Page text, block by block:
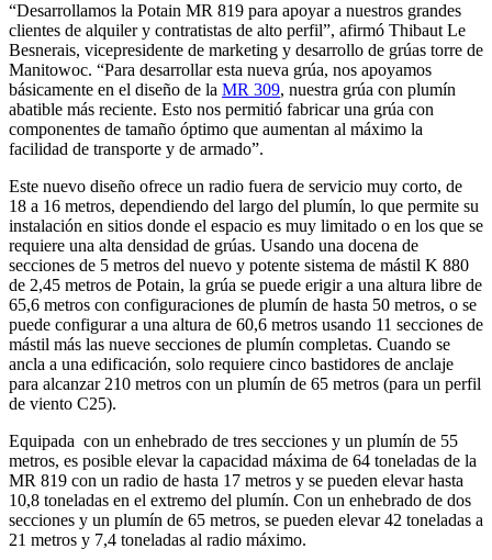
“Desarrollamos la Potain MR 819 para apoyar a nuestros grandes
clientes de alquiler y contratistas de alto perfil”, afirmó Thibaut Le
Besnerais, vicepresidente de marketing y desarrollo de grúas torre de
Manitowoc. “Para desarrollar esta nueva grúa, nos apoyamos
básicamente en el diseño de la MR 309, nuestra grúa con plumín
abatible más reciente. Esto nos permitió fabricar una grúa con
componentes de tamaño óptimo que aumentan al máximo la
facilidad de transporte y de armado”.
Este nuevo diseño ofrece un radio fuera de servicio muy corto, de
18 a 16 metros, dependiendo del largo del plumín, lo que permite su
instalación en sitios donde el espacio es muy limitado o en los que se
requiere una alta densidad de grúas. Usando una docena de
secciones de 5 metros del nuevo y potente sistema de mástil K 880
de 2,45 metros de Potain, la grúa se puede erigir a una altura libre de
65,6 metros con configuraciones de plumín de hasta 50 metros, o se
puede configurar a una altura de 60,6 metros usando 11 secciones de
mástil más las nueve secciones de plumín completas. Cuando se
ancla a una edificación, solo requiere cinco bastidores de anclaje
para alcanzar 210 metros con un plumín de 65 metros (para un perfil
de viento C25).
Equipada con un enhebrado de tres secciones y un plumín de 55
metros, es posible elevar la capacidad máxima de 64 toneladas de la
MR 819 con un radio de hasta 17 metros y se pueden elevar hasta
10,8 toneladas en el extremo del plumín. Con un enhebrado de dos
secciones y un plumín de 65 metros, se pueden elevar 42 toneladas a
21 metros y 7,4 toneladas al radio máximo.